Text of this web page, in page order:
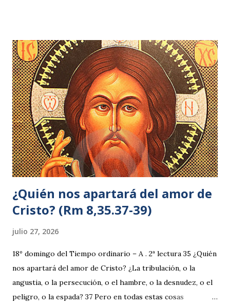
que iba a hacer. 7 Felipe le respondió: —Doscientos
denarios de pan no bastan ni para que cada uno coma un
poco. 8 Uno de sus discípulos, Andrés, el hermano de
Simón Pedro, le dijo: 9 —Aquí hay un muchacho que tiene
cinco panes de cebada y do...
¿Quién nos apartará del amor de
Cristo? (Rm 8,35.37-39)
julio 27, 2026
18º domingo del Tiempo ordinario – A . 2ª lectura 35 ¿Quién
nos apartará del amor de Cristo? ¿La tribulación, o la
angustia, o la persecución, o el hambre, o la desnudez, o el
peligro, o la espada? 37 Pero en todas estas cosas